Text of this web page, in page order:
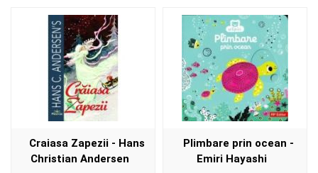
Craiasa Zapezii - Hans
Christian Andersen
Plimbare prin ocean -
Emiri Hayashi